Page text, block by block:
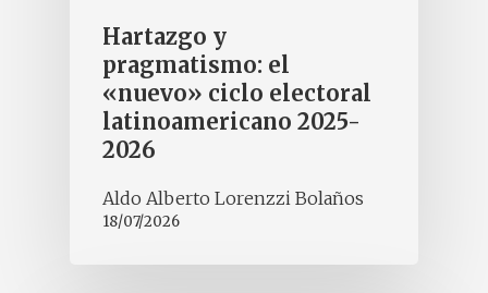
Hartazgo y
pragmatismo: el
«nuevo» ciclo electoral
latinoamericano 2025-
2026
Aldo Alberto Lorenzzi Bolaños
18/07/2026